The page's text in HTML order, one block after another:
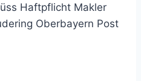
Haftpflicht Makler
Oberbayern Post